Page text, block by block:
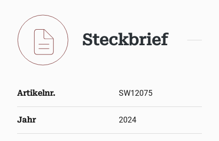
Steckbrief
Artikelnr. SW12075
Jahr 2024